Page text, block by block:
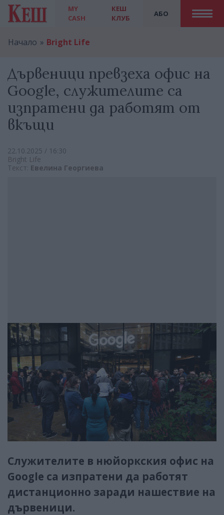
MY
CASH
АБО
КЕШ
КЛУБ
Начало Bright Life
Дървеници превзеха офис на
Google, служителите са
изпратени да работят от
вкъщи
22.10.2025 / 16:30
Bright Life
Текст: Евелина Георгиева
Служителите в нюйоркския офис на
Google са изпратени да работят
дистанционно заради нашествие на
дървеници.